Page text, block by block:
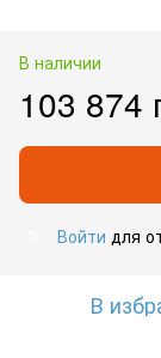
В наличии
103 874
Войти для
В